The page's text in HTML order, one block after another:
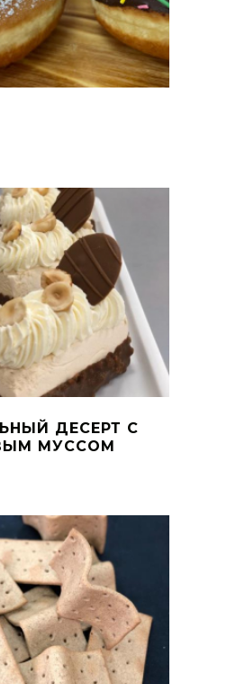
ДЕСЕРТ С
МУССОМ